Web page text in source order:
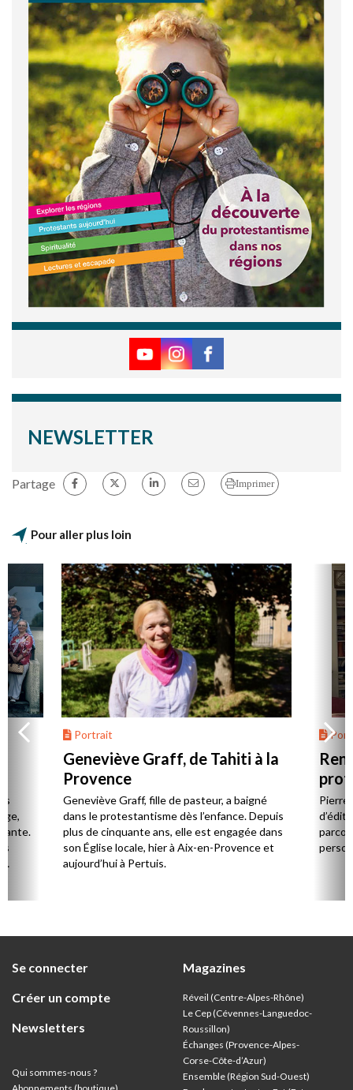
NEWSLETTER
Partage Imprimer
Pour aller plus loin
Portrait
Geneviève Graff, de Tahiti à la
Provence
Geneviève Graff, fille de pasteur, a baigné
dans le protestantisme dès l’enfance. Depuis
plus de cinquante ans, elle est engagée dans
son Église locale, hier à Aix-en-Provence et
aujourd’hui à Pertuis.
Se connecter
Créer un compte
Newsletters
Qui sommes-nous ?
Magazines
Réveil (Centre-Alpes-Rhône)
Le Cep (Cévennes-Languedoc-
Roussillon)
Échanges (Provence-Alpes-
Corse-Côte-d’Azur)
Ensemble (Région Sud-Ouest)